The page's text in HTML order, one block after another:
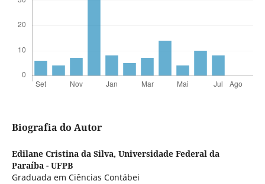
Biografia do Autor
Edilane Cristina da Silva, Universidade Federal da
Paraíba - UFPB
Graduada em Ciências Contábei